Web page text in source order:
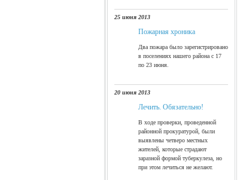
25 июня 2013
Пожарная хроника
Два пожара было зарегистрировано
в поселениях нашего района с 17
по 23 июня.
20 июня 2013
Лечить. Обязательно!
В ходе проверки, проведенной
районной прокуратурой, были
выявлены четверо местных
жителей, которые страдают
заразной формой туберкулеза, но
при этом лечиться не желают.